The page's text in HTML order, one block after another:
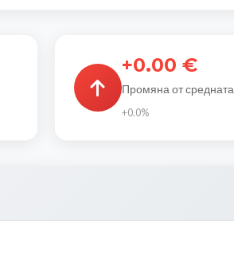
+0.00 €
Промяна от средната
+0.0%